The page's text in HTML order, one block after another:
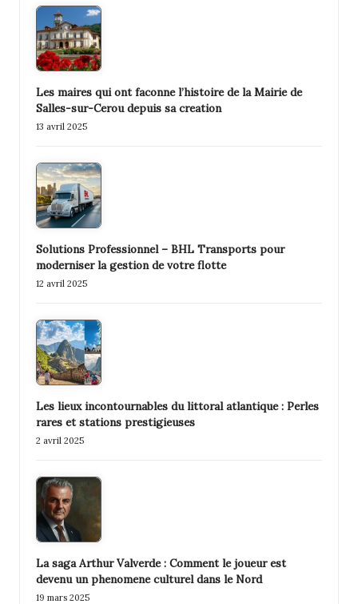
Les maires qui ont faconne l’histoire de la Mairie de
Salles-sur-Cerou depuis sa creation
13 avril 2025
Solutions Professionnel – BHL Transports pour
moderniser la gestion de votre flotte
12 avril 2025
Les lieux incontournables du littoral atlantique : Perles
rares et stations prestigieuses
2 avril 2025
La saga Arthur Valverde : Comment le joueur est
devenu un phenomene culturel dans le Nord
19 mars 2025